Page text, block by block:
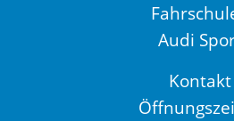
Audi
Kontakt